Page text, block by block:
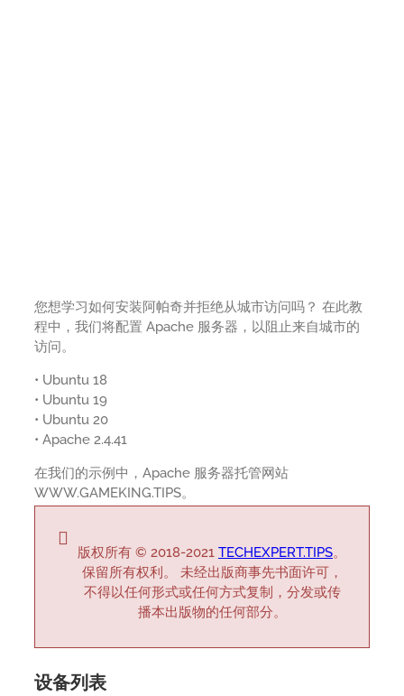
您想学习如何安装阿帕奇并拒绝从城市访问吗？ 在此教
程中，我们将配置 Apache 服务器，以阻止来自城市的
访问。
• Ubuntu 18
• Ubuntu 19
• Ubuntu 20
• Apache 2.4.41
在我们的示例中，Apache 服务器托管网站
WWW.GAMEKING.TIPS。
版权所有 © 2018-2021 TECHEXPERT.TIPS。
保留所有权利。 未经出版商事先书面许可，
不得以任何形式或任何方式复制，分发或传
播本出版物的任何部分。
设备列表